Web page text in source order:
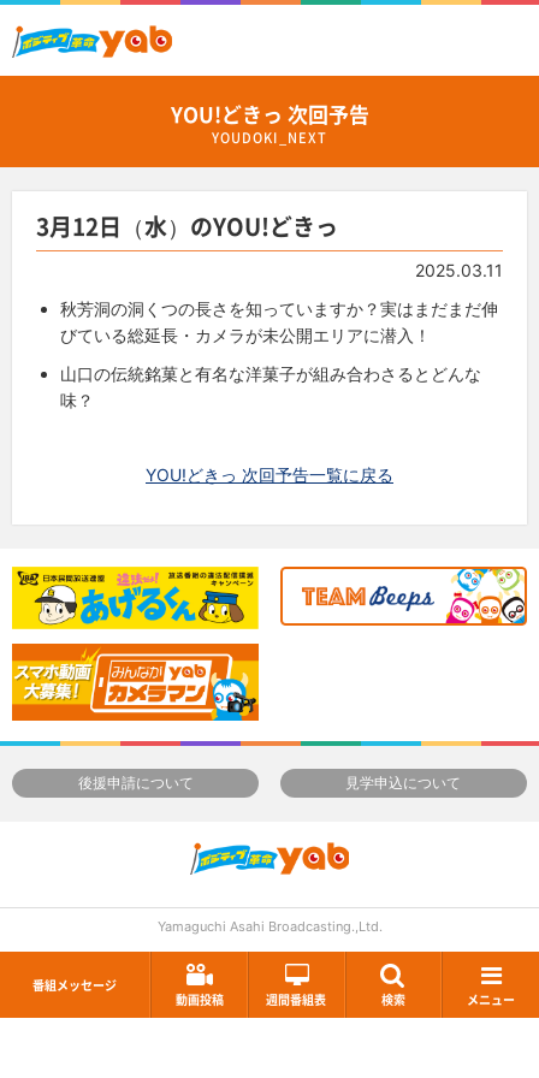
番組メッセージ
動画投稿
週間番組表 検索 メニュー
YOU!どきっ 次回予告
YOUDOKI_NEXT
3月12日（水）のYOU!どきっ
2025.03.11
秋芳洞の洞くつの長さを知っていますか？実はまだまだ伸
びている総延長・カメラが未公開エリアに潜入！
山口の伝統銘菓と有名な洋菓子が組み合わさるとどんな
味？
YOU!どきっ 次回予告一覧に戻る
後援申請について 見学申込について
Yamaguchi Asahi Broadcasting.,Ltd.